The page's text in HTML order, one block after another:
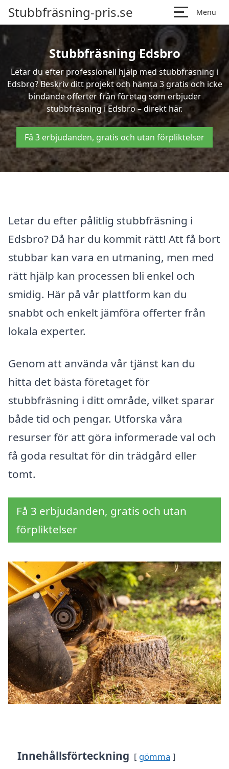
Stubbfräsning-pris.se Menu
Stubbfräsning Edsbro
Letar du efter professionell hjälp med stubbfräsning i
Edsbro? Beskriv ditt projekt och hämta 3 gratis och icke
bindande offerter från företag som erbjuder
stubbfräsning i Edsbro – direkt här.
Få 3 erbjudanden, gratis och utan förpliktelser
Letar du efter pålitlig stubbfräsning i
Edsbro? Då har du kommit rätt! Att få bort
stubbar kan vara en utmaning, men med
rätt hjälp kan processen bli enkel och
smidig. Här på vår plattform kan du
snabbt och enkelt jämföra offerter från
lokala experter.
Genom att använda vår tjänst kan du
hitta det bästa företaget för
stubbfräsning i ditt område, vilket sparar
både tid och pengar. Utforska våra
resurser för att göra informerade val och
få goda resultat för din trädgård eller
tomt.
Få 3 erbjudanden, gratis och utan
förpliktelser
Innehållsförteckning gömma